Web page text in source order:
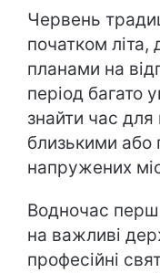
Червень
початком
планами на
період багато
знайти час для
близькими або
напружених
Водночас
на важливі
професійні